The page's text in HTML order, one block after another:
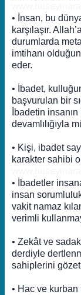
• İnsan, bu
karşılaşır.
durumlarda
imtihanı
eder.
• İbadet,
başvurulan bir
İbadetin
devamlılığıyla
• Kişi, ibadet
karakter sahibi
• İbadetler
insan
vakit namaz
verimli
• Zekât ve
derdiyle
sahiplerini
• Hac ve